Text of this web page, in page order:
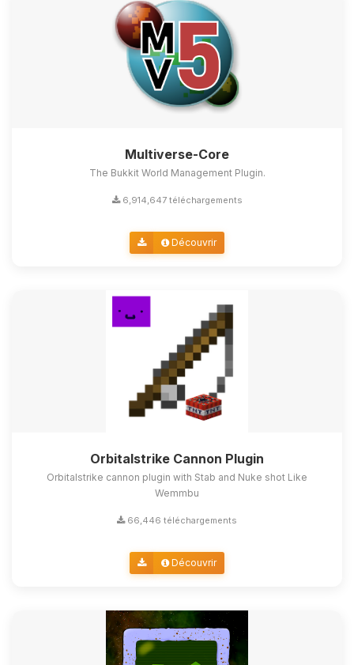
Multiverse-Core
The Bukkit World Management Plugin.
6,914,647 téléchargements
Découvrir
Orbitalstrike Cannon Plugin
Orbitalstrike cannon plugin with Stab and Nuke shot Like
Wemmbu
66,446 téléchargements
Découvrir